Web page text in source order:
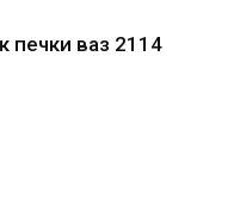
печки ваз 2114